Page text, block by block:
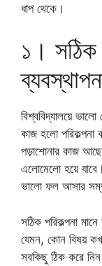
ধাপ থেকে।
১। সঠিক
বিশ্ববিদ্যালয়ে
কাজ হলো
পড়াশোনার কাজ
এলোমেলো হয়ে
ভালো ফল আসার
সঠিক পরিকল্পনা
যেমন, কোন বিষয়
সবকিছু ঠিক করে